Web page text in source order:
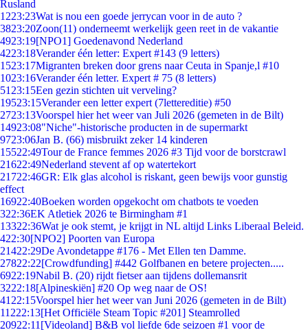
Rusland
1223:23Wat is nou een goede jerrycan voor in de auto ?
3823:20Zoon(11) onderneemt werkelijk geen reet in de vakantie
4923:19[NPO1] Goedenavond Nederland
4223:18Verander één letter: Expert #143 (9 letters)
1523:17Migranten breken door grens naar Ceuta in Spanje,l #10
1023:16Verander één letter. Expert # 75 (8 letters)
51 23:15Een gezin stichten uit verveling?
19523:15Verander een letter expert (7lettereditie) #50
2723:13Voorspel hier het weer van Juli 2026 (gemeten in de Bilt)
14923:08"Niche"-historische producten in de supermarkt
9723:06Jan B. (66) misbruikt zeker 14 kinderen
15522:49Tour de France femmes 2026 #3 Tijd voor de borstcrawl
21622:49Nederland stevent af op watertekort
21722:46GR: Elk glas alcohol is riskant, geen bewijs voor gunstig
effect
16922:40Boeken worden opgekocht om chatbots te voeden
322:36EK Atletiek 2026 te Birmingham #1
13322:36Wat je ook stemt, je krijgt in NL altijd Links Liberaal Beleid.
422:30[NPO2] Poorten van Europa
21422:29De Avondetappe #176 - Met Ellen ten Damme.
27822:22[Crowdfunding] #442 Golfbanen en betere projecten.....
6922:19Nabil B. (20) rijdt fietser aan tijdens dollemansrit
3222:18[Alpineskiën] #20 Op weg naar de OS!
41 22:15Voorspel hier het weer van Juni 2026 (gemeten in de Bilt)
11222:13[Het Officiële Steam Topic #201] Steamrolled
20922:11 [Videoland] B&B vol liefde 6de seizoen #1 voor de